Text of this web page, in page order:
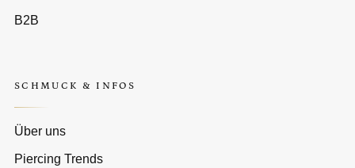
B2B
SCHMUCK & INFOS
Über uns
Piercing Trends